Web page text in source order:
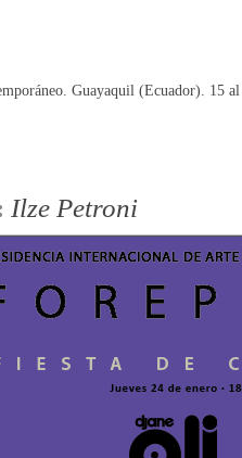
Guayaquil (Ecuador). 15
Ilze Petroni